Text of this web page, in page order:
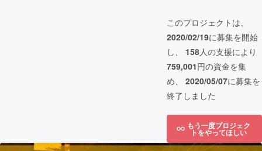
このプロジェクトは、
2020/02/19に募集を開始
し、 158人の支援により
759,001円の資金を集
め、 2020/05/07に募集を
終了しました
もう一度プロジェク
トをやってほしい